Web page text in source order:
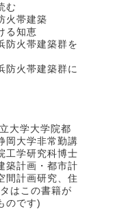
む
火帯建築
る知恵
火帯建築群を
火帯建築群に
大学大学院都
岡大学非常勤講
工学研究科博士
築計画・都市計
間計画研究、住
はこの書籍が
のです)